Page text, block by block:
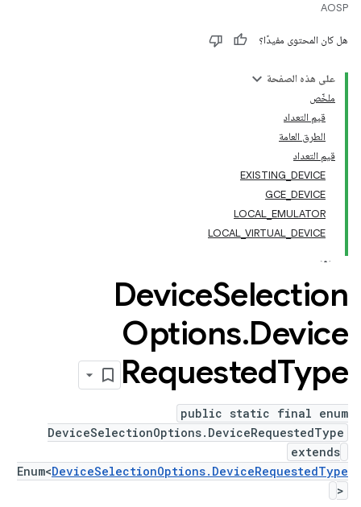
AOSP
هل كان المحتوى مفيدًا؟
على هذه الصفحة
ملخّص
قيم التعداد
الطرق العامة
قيم التعداد
EXISTING_DEVICE
GCE_DEVICE
LOCAL_EMULATOR
LOCAL_VIRTUAL_DEVICE
DeviceSelection
Options.Device
RequestedType
public static final enum
DeviceSelectionOptions.DeviceRequestedType
extends
Enum<DeviceSelectionOptions.DeviceRequestedType
>